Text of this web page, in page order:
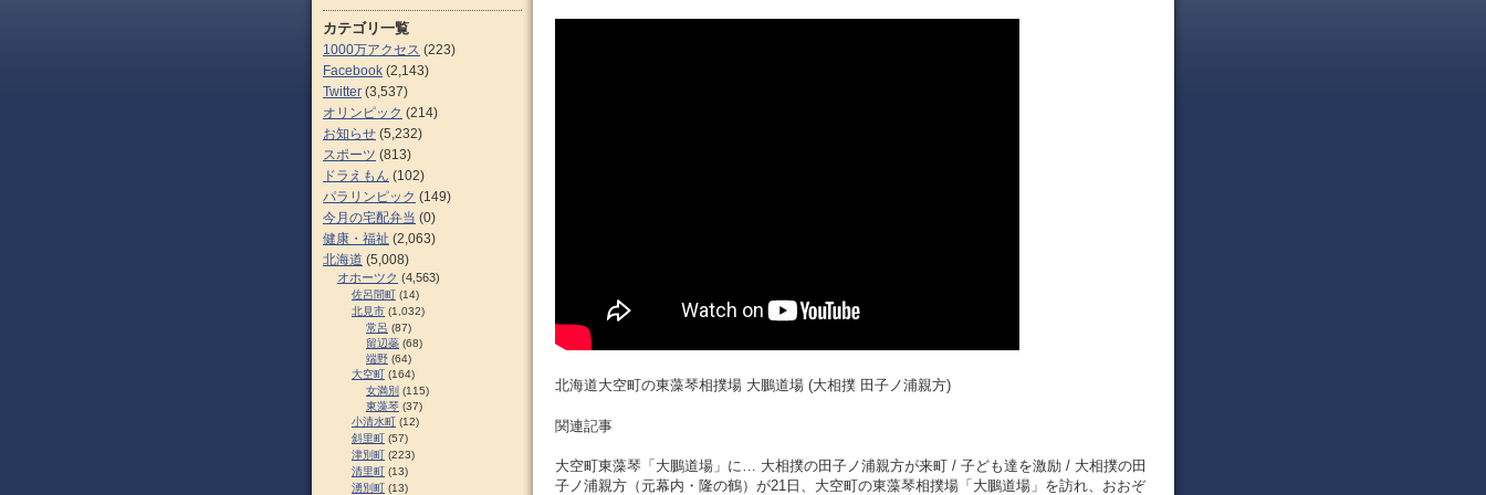
北海道大空町の東藻琴相撲場 大鵬道場 (大相撲 田子ノ浦親方)
関連記事
大空町東藻琴「大鵬道場」に… 大相撲の田子ノ浦親方が来町 / 子ども達を激励 / 大相撲の田
子ノ浦親方（元幕内・隆の鶴）が21日、大空町の東藻琴相撲場「大鵬道場」を訪れ、おおぞ
カテゴリ一覧
1000万アクセス (223)
Facebook (2,143)
Twitter (3,537)
オリンピック (214)
お知らせ (5,232)
スポーツ (813)
ドラえもん (102)
パラリンピック (149)
今月の宅配弁当 (0)
健康・福祉 (2,063)
北海道 (5,008)
オホーツク (4,563)
佐呂間町 (14)
北見市 (1,032)
常呂 (87)
留辺蘂 (68)
端野 (64)
大空町 (164)
女満別 (115)
東藻琴 (37)
小清水町 (12)
斜里町 (57)
津別町 (223)
清里町 (13)
湧別町 (13)